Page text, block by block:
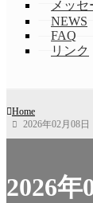
メッセ
NEWS
FAQ
リンク
Home
2026年02月08
2026年